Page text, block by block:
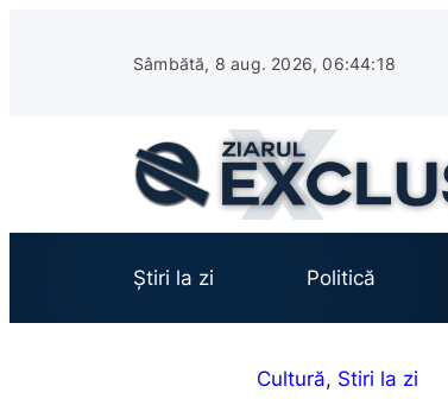
Sâmbătă, 8 aug. 2026, 06:44:19
Știri la zi Politică
Cultură, Stiri la zi